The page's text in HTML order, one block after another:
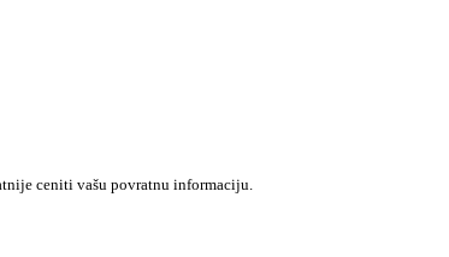
ceniti vašu povratnu informaciju.